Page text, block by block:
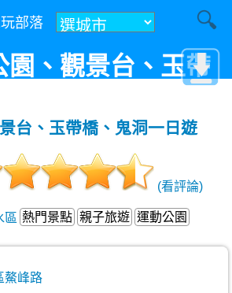
部落
園、觀景台、玉帶
牛罵頭遺址、一日
眼珍珠」全新啟用
台、玉帶橋、鬼洞一日遊
(看評論)
區 熱門景點 親子旅遊 運動公園
鰲峰路